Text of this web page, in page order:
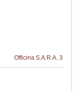
Officina S.A.R.A. 3